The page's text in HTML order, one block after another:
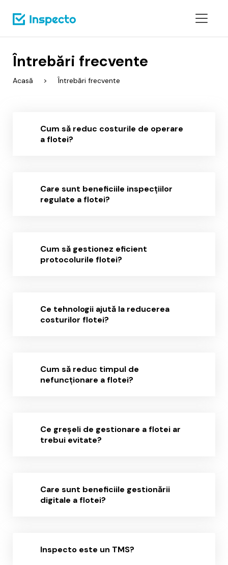
Întrebări frecvente
Acasă Întrebări frecvente
Cum să reduc costurile de operare
a flotei?
Care sunt beneficiile inspecțiilor
regulate a flotei?
Cum să gestionez eficient
protocolurile flotei?
Ce tehnologii ajută la reducerea
costurilor flotei?
Cum să reduc timpul de
nefuncționare a flotei?
Ce greșeli de gestionare a flotei ar
trebui evitate?
Care sunt beneficiile gestionării
digitale a flotei?
Inspecto este un TMS?